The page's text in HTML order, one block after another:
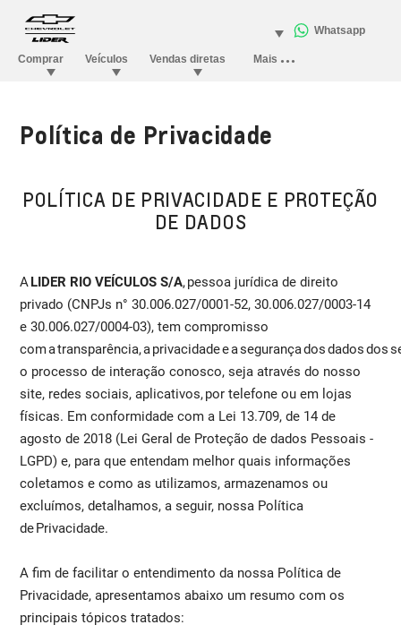
Política de Privacidade
POLÍTICA DE PRIVACIDADE E PROTEÇÃO
DE DADOS
A LIDER RIO VEÍCULOS S/A, pessoa jurídica de direito
privado (CNPJs n° 30.006.027/0001-52, 30.006.027/0003-14
e 30.006.027/0004-03), tem compromisso
com a transparência, a privacidade e a segurança dos dados dos
o processo de interação conosco, seja através do nosso
site, redes sociais, aplicativos, por telefone ou em lojas
físicas. Em conformidade com a Lei 13.709, de 14 de
agosto de 2018 (Lei Geral de Proteção de dados Pessoais -
LGPD) e, para que entendam melhor quais informações
coletamos e como as utilizamos, armazenamos ou
excluímos, detalhamos, a seguir, nossa Política
de Privacidade.
A fim de facilitar o entendimento da nossa Política de
Privacidade, apresentamos abaixo um resumo com os
principais tópicos tratados: